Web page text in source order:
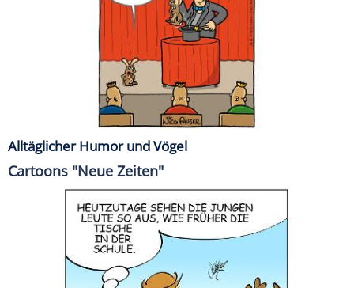
Alltäglicher Humor und Vögel
Cartoons "Neue Zeiten"